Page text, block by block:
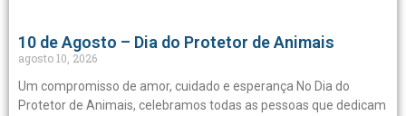
10 de Agosto – Dia do Protetor de Animais
agosto 10, 2026
Um compromisso de amor, cuidado e esperança No Dia do
Protetor de Animais, celebramos todas as pessoas que dedicam